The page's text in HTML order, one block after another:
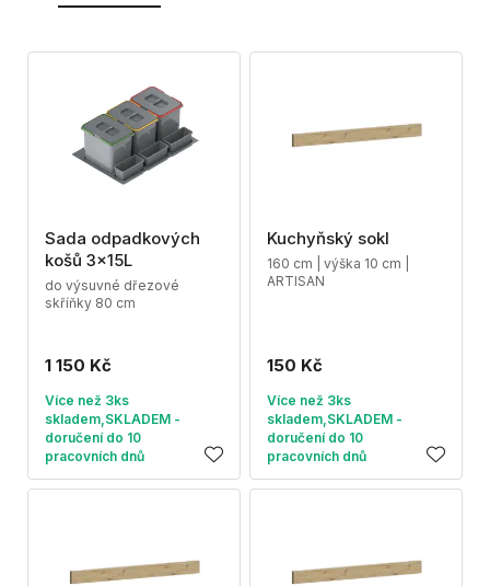
Sada odpadkových
košů 3x15L
do výsuvné dřezové
skříňky 80 cm
1 150 Kč
Více než 3ks
skladem,SKLADEM -
doručení do 10
pracovních dnů
Kuchyňský sokl
160 cm | výška 10 cm |
ARTISAN
150 Kč
Více než 3ks
skladem,SKLADEM -
doručení do 10
pracovních dnů